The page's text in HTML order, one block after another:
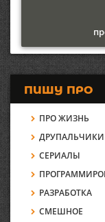
ПИШУ ПРО
ПРО ЖИЗНЬ
ДРУПАЛЬЧИКИ
СЕРИАЛЫ
РАЗРАБОТКА
СМЕШНОЕ